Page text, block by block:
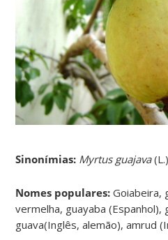
Sinonímias: Myrtus guajava
Nomes populares:Goiabeira,
vermelha, guayaba (Espanhol),
guava(Inglês, alemão), amrud